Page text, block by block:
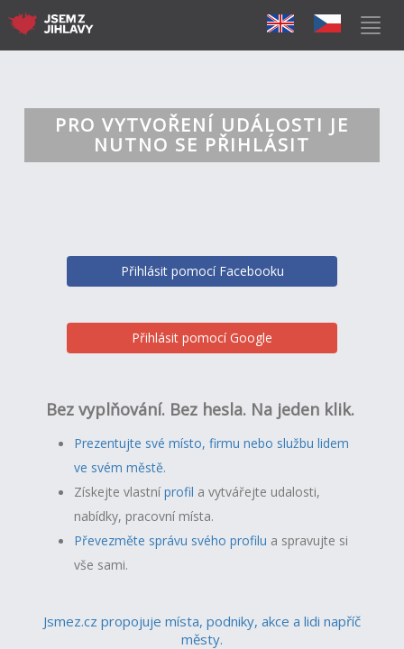
PRO VYTVOŘENÍ UDÁLOSTI JE
NUTNO SE PŘIHLÁSIT
Přihlásit pomocí Facebooku
Přihlásit pomocí Google
Bez vyplňování. Bez hesla. Na jeden klik.
Prezentujte své místo, firmu nebo službu lidem
ve svém městě.
Získejte vlastníprofil a vytvářejte udalosti,
nabídky, pracovní místa.
Převezměte správu svého profilu a spravujte si
vše sami.
Jsmez.cz propojuje místa, podniky, akce a lidi napříč
městy.